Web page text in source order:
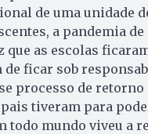
de uma unidade
a pandemia
que as escolas
ficar sob
processo de
tiveram para
todo mundo viveu a